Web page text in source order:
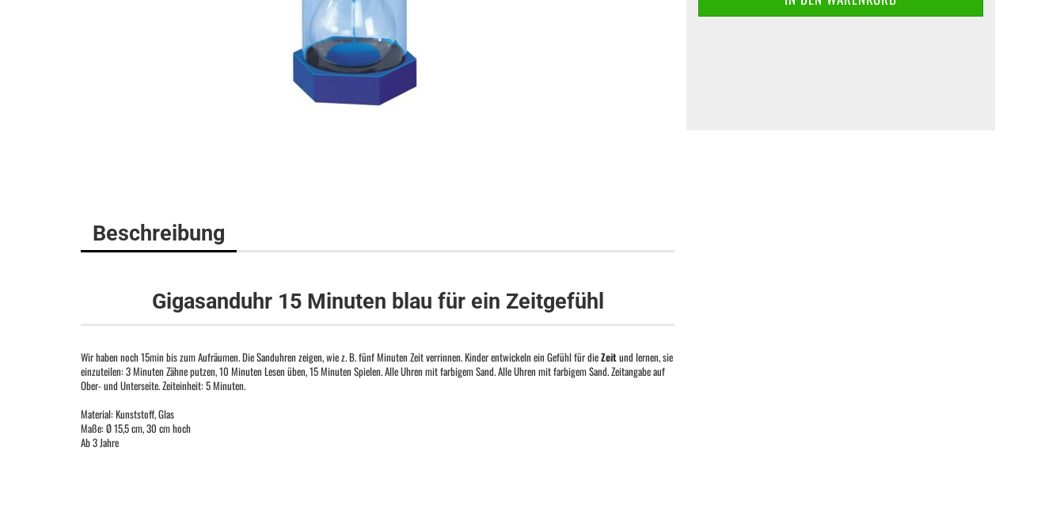
Beschreibung
Gigasanduhr 15 Minuten blau für ein Zeitgefühl
Wir haben noch 15min bis zum Aufräumen. Die Sanduhren zeigen, wie z. B. fünf Minuten Zeit verrinnen. Kinder entwickeln ein Gefühl für dieZeitund lernen, sie
einzuteilen: 3 Minuten Zähne putzen, 10 Minuten Lesen üben, 15 Minuten Spielen. Alle Uhren mit farbigem Sand. Alle Uhren mit farbigem Sand. Zeitangabe auf
Ober- und Unterseite. Zeiteinheit: 5 Minuten.
Material: Kunststoff, Glas
Maße: Ø 15,5 cm, 30 cm hoch
Ab 3 Jahre